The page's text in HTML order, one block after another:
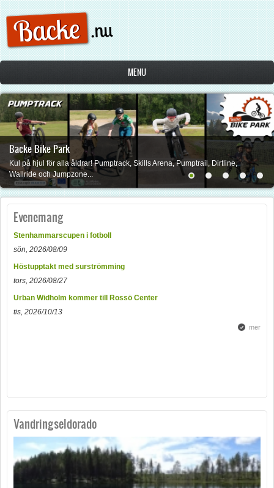
Hoppa till huvudinnehåll
MENU
Backe Bike Park
Kul på hjul för alla åldrar! Pumptrack, Skills Arena, Pumptrail, Dirtline,
Wallride och Jumpzone...
Evenemang
Stenhammarscupen i fotboll
sön, 2026/08/09
Höstupptakt med surströmming
tors, 2026/08/27
Urban Widholm kommer till Rossö Center
tis, 2026/10/13
mer
Vandringseldorado